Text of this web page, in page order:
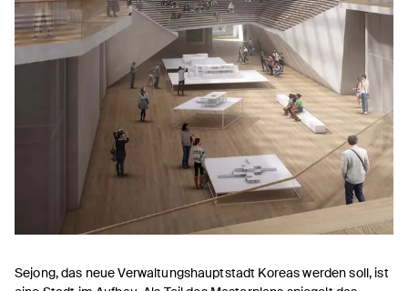
Sejong, das neue Verwaltungshauptstadt Koreas werden soll, ist